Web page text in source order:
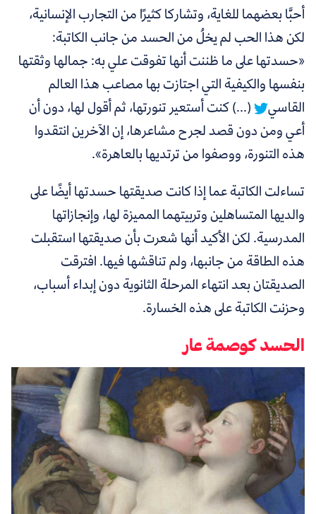
أحبَّا بعضهما للغاية، وتشاركا كثيرًا من التجارب الإنسانية،
لكن هذا الحب لم يخلُ من الحسد من جانب الكاتبة:
«حسدتها على ما ظننت أنها تفوقت علي به: جمالها وثقتها
بنفسها والكيفية التي اجتازت بها مصاعب هذا العالم
القاسي
(...)كنت أستعير تنورتها، ثم أقول لها، دون أن
أعي ومن دون قصد لجرح مشاعرها، إن الآخرين انتقدوا
هذه التنورة، ووصفوا من ترتديها بالعاهرة».
تساءلت الكاتبة عما إذا كانت صديقتها حسدتها أيضًا على
والديها المتساهلين وتربيتهما المميزة لها، وإنجازاتها
المدرسية. لكن الأكيد أنها شعرت بأن صديقتها استقبلت
هذه الطاقة من جانبها، ولم تناقشها فيها. افترقت
الصديقتان بعد انتهاء المرحلة الثانوية دون إبداء أسباب،
وحزنت الكاتبة على هذه الخسارة.
الحسد كوصمة عار